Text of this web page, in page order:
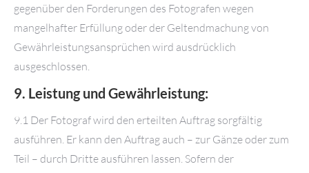
gegenüber den Forderungen des Fotografen wegen
mangelhafter Erfüllung oder der Geltendmachung von
Gewährleistungsansprüchen wird ausdrücklich
ausgeschlossen.
9. Leistung und Gewährleistung:
9.1 Der Fotograf wird den erteilten Auftrag sorgfältig
ausführen. Er kann den Auftrag auch – zur Gänze oder zum
Teil – durch Dritte ausführen lassen. Sofern der